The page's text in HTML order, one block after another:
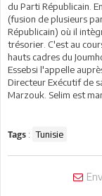
du Parti Républicain.
(fusion de plusieurs
Républicain) où il
trésorier. C'est au
hauts cadres du
Essebsi l'appelle
Directeur Exécutif de
Marzouk. Selim est
Tags : Tunisie